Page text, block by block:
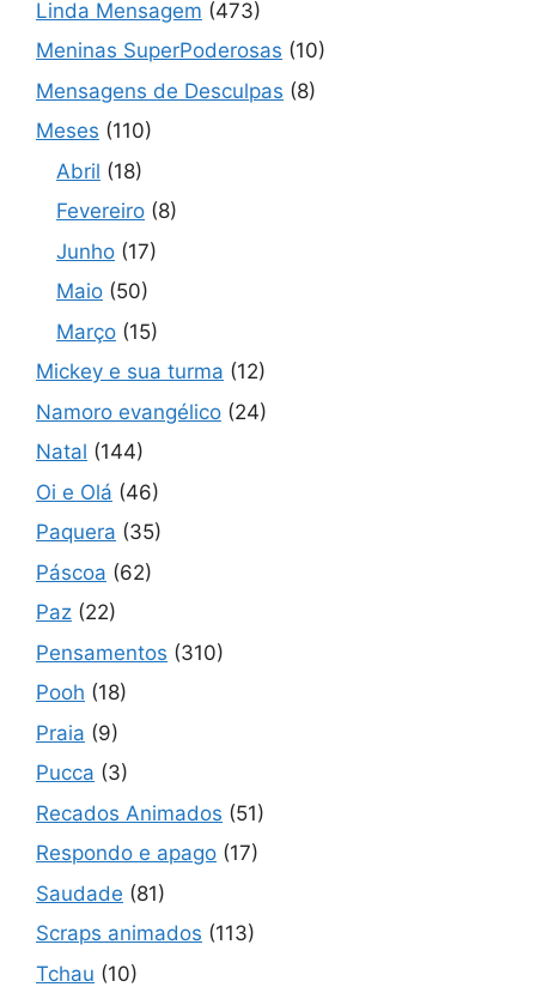
Linda Mensagem (473)
Meninas SuperPoderosas (10)
Mensagens de Desculpas (8)
Meses (110)
Abril (18)
Fevereiro (8)
Junho (17)
Maio (50)
Março (15)
Mickey e sua turma (12)
Namoro evangélico (24)
Natal (144)
Oi e Olá (46)
Paquera (35)
Páscoa (62)
Paz (22)
Pensamentos (310)
Pooh (18)
Praia (9)
Pucca (3)
Recados Animados (51)
Respondo e apago (17)
Saudade (81)
Scraps animados (113)
Tchau (10)